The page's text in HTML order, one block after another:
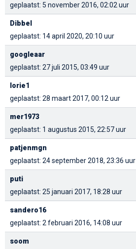
geplaatst: 5 november 2016, 02:02 uur
Dibbel
geplaatst: 14 april 2020, 20:10 uur
googleaar
geplaatst: 27 juli 2015, 03:49 uur
lorie1
geplaatst: 28 maart 2017, 00:12 uur
mer1973
geplaatst: 1 augustus 2015, 22:57 uur
patjenmgn
geplaatst: 24 september 2018, 23:36 uur
puti
geplaatst: 25 januari 2017, 18:28 uur
sandero16
geplaatst: 2 februari 2016, 14:08 uur
soom